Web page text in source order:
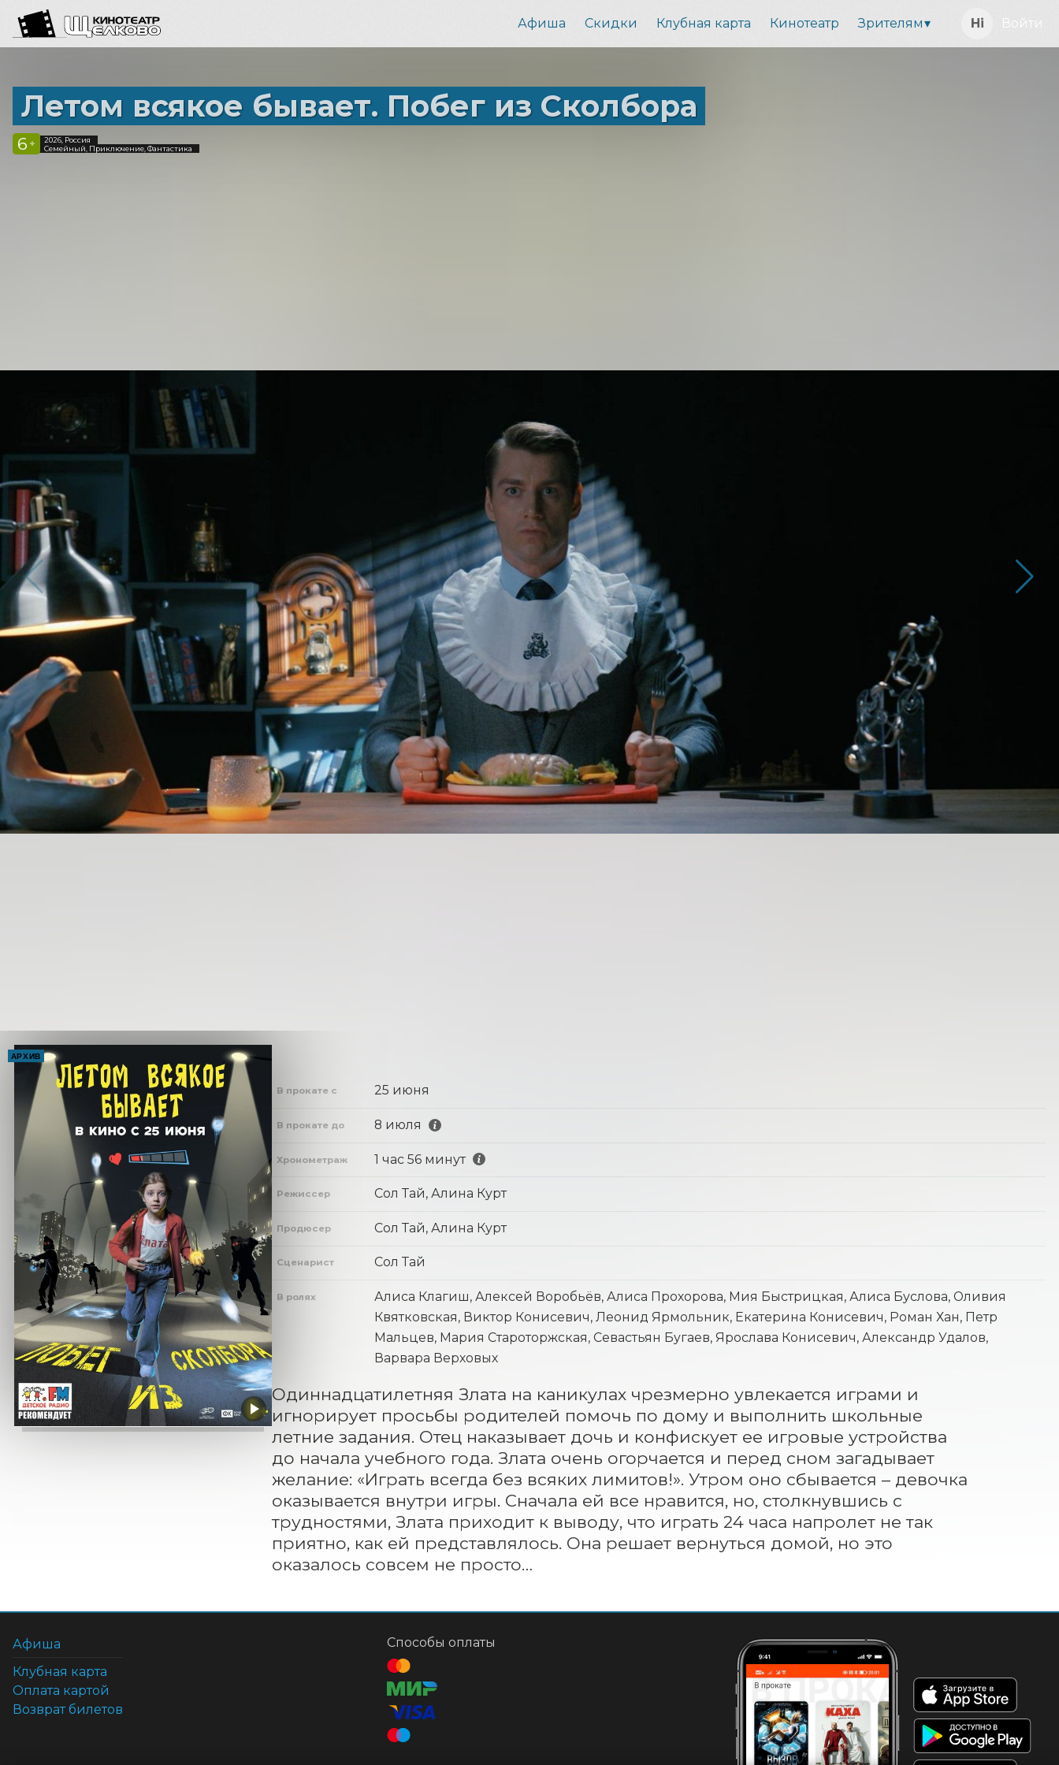
Афиша Скидки Клубная карта Кинотеатр Зрителям Войти
Летом всякое бывает. Побег из Сколбора
6 +
2026, Россия
Семейный, Приключение, Фантастика
АРХИВ
В прокате с 25 июня
В прокате до 8 июля
Хронометраж 1 час 56 минут
Режиссер Сол Тай, Алина Курт
Продюсер Сол Тай, Алина Курт
Сценарист Сол Тай
В ролях
Алиса Клагиш, Алексей Воробьёв, Алиса Прохорова, Мия Быстрицкая, Алиса Буслова, Оливия
Квятковская, Виктор Конисевич, Леонид Ярмольник, Екатерина Конисевич, Роман Хан, Петр
Мальцев, Мария Староторжская, Севастьян Бугаев, Ярослава Конисевич, Александр Удалов,
Варвара Верховых
Одиннадцатилетняя Злата на каникулах чрезмерно увлекается играми и
игнорирует просьбы родителей помочь по дому и выполнить школьные
летние задания. Отец наказывает дочь и конфискует ее игровые устройства
до начала учебного года. Злата очень огорчается и перед сном загадывает
желание: «Играть всегда без всяких лимитов!». Утром оно сбывается – девочка
оказывается внутри игры. Сначала ей все нравится, но, столкнувшись с
трудностями, Злата приходит к выводу, что играть 24 часа напролет не так
приятно, как ей представлялось. Она решает вернуться домой, но это
оказалось совсем не просто…
Афиша
Клубная карта
Оплата картой
Возврат билетов
Способы оплаты